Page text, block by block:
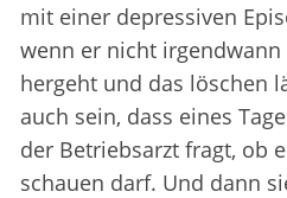
mit einer depressiven
wenn er nicht
hergeht und das löschen
auch sein, dass eines
der Betriebsarzt fragt, ob
schauen darf. Und dann